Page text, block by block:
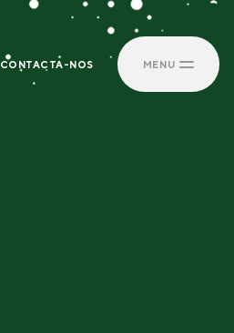
CONTACTA-NOS MENU